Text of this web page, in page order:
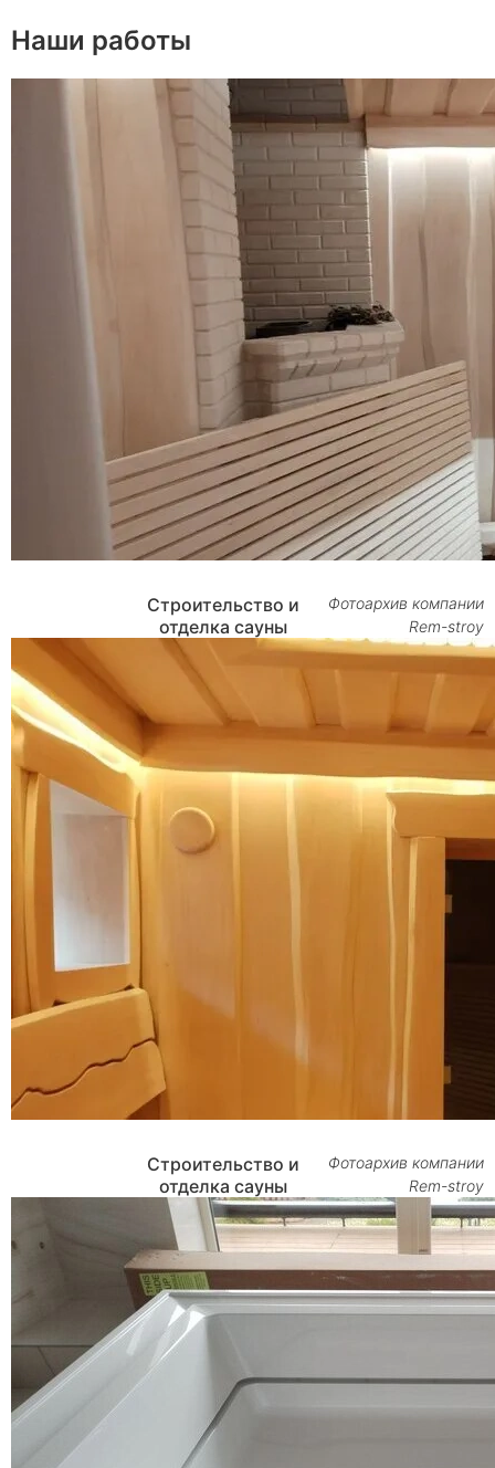
Наши работы
Строительство и
отделка сауны
Фотоархив компании
Rem-stroy
Строительство и
отделка сауны
Фотоархив компании
Rem-stroy